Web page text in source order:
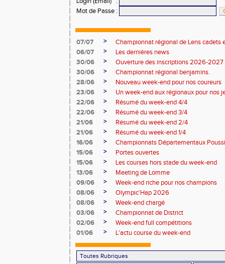
Mot de Passe :
07/07 >
Championnat régional de Lens cadets
06/07
>
Les dernières news
30/06
>
Ouverture des inscriptions 2026-2027
30/06
>
Championnat régional benjamins.
28/06
>
Nouveau week-end pour nos coureurs
23/06
>
Un week-end aux régionaux pour nos
22/06
>
Résumé du week-end 4/4
22/06
>
Résumé du week-end 3/4
21/06
>
Résumé du week-end 2/4
21/06
>
Résumé du week-end 1/4
16/06
>
Championnats Départementaux
15/06
>
Portes ouvertes
15/06
>
Les courses hors stade du week-end
13/06
>
Meeting de Lomme
09/06
>
Week-end riche pour nos champions
08/06
>
Olympic’Hap 2026
08/06
>
Week-end chargé
03/06
>
Championnat de District
02/06
>
Week-end full compétitions
01/06
> L'actu course du week-end